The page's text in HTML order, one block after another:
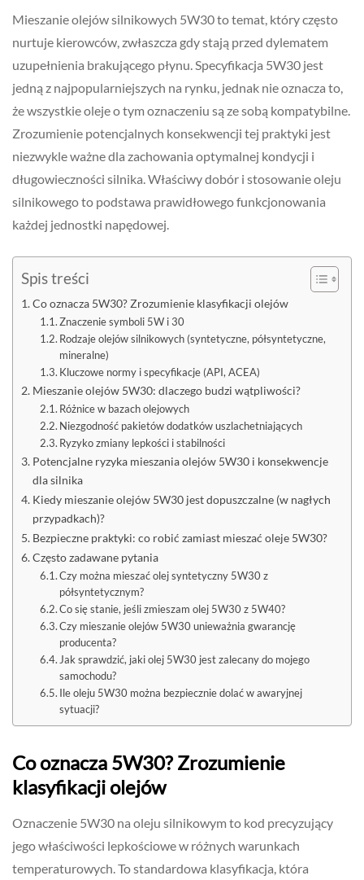
Mieszanie olejów silnikowych 5W30 to temat, który często
nurtuje kierowców, zwłaszcza gdy stają przed dylematem
uzupełnienia brakującego płynu. Specyfikacja 5W30 jest
jedną z najpopularniejszych na rynku, jednak nie oznacza to,
że wszystkie oleje o tym oznaczeniu są ze sobą kompatybilne.
Zrozumienie potencjalnych konsekwencji tej praktyki jest
niezwykle ważne dla zachowania optymalnej kondycji i
długowieczności silnika. Właściwy dobór i stosowanie oleju
silnikowego to podstawa prawidłowego funkcjonowania
każdej jednostki napędowej.
Spis treści
Co oznacza 5W30? Zrozumienie klasyfikacji olejów
Znaczenie symboli 5W i 30
Rodzaje olejów silnikowych (syntetyczne, półsyntetyczne,
mineralne)
Kluczowe normy i specyfikacje (API, ACEA)
Mieszanie olejów 5W30: dlaczego budzi wątpliwości?
Różnice w bazach olejowych
Niezgodność pakietów dodatków uszlachetniających
Ryzyko zmiany lepkości i stabilności
Potencjalne ryzyka mieszania olejów 5W30 i konsekwencje
dla silnika
Kiedy mieszanie olejów 5W30 jest dopuszczalne (w nagłych
przypadkach)?
Bezpieczne praktyki: co robić zamiast mieszać oleje 5W30?
Często zadawane pytania
Czy można mieszać olej syntetyczny 5W30 z
półsyntetycznym?
Co się stanie, jeśli zmieszam olej 5W30 z 5W40?
Czy mieszanie olejów 5W30 unieważnia gwarancję
producenta?
Jak sprawdzić, jaki olej 5W30 jest zalecany do mojego
samochodu?
Ile oleju 5W30 można bezpiecznie dolać w awaryjnej
sytuacji?
Co oznacza 5W30? Zrozumienie
klasyfikacji olejów
Oznaczenie 5W30 na oleju silnikowym to kod precyzujący
jego właściwości lepkościowe w różnych warunkach
temperaturowych. To standardowa klasyfikacja, która